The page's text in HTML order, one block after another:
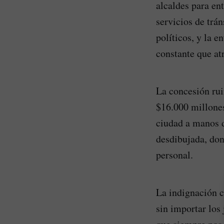
alcaldes para
servicios de
políticos, y la
constante que
La concesión
$16.000
ciudad a manos
desdibujada,
personal.
La indignación
sin importar los